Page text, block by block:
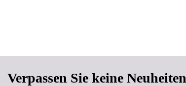
Verpassen Sie keine Neuheiten